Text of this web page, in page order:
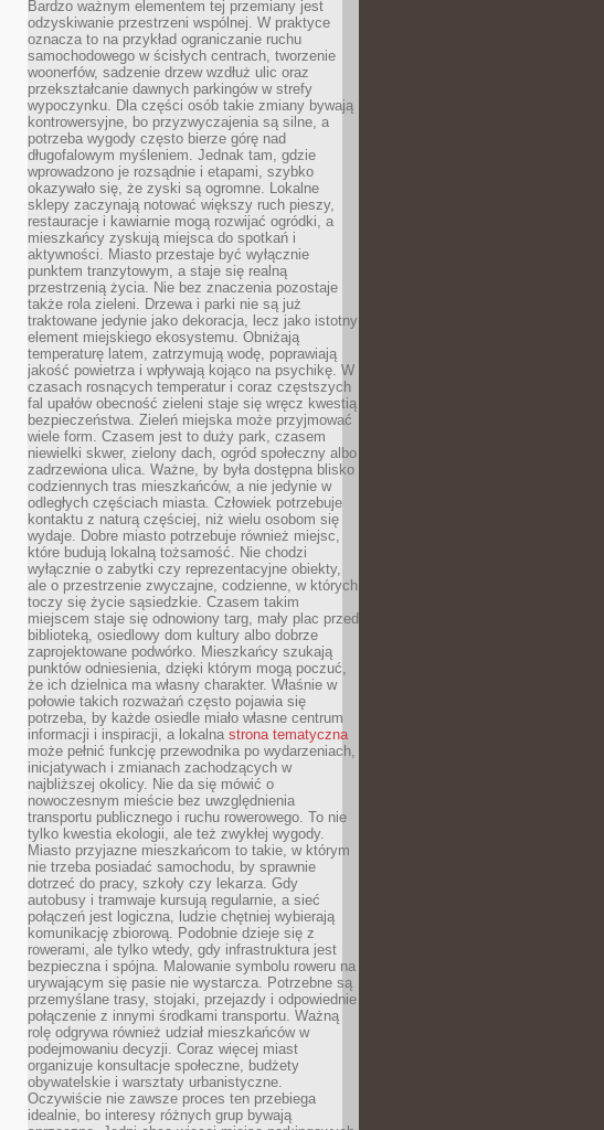
Bardzo ważnym elementem tej przemiany jest
odzyskiwanie przestrzeni wspólnej. W praktyce
oznacza to na przykład ograniczanie ruchu
samochodowego w ścisłych centrach, tworzenie
woonerfów, sadzenie drzew wzdłuż ulic oraz
przekształcanie dawnych parkingów w strefy
wypoczynku. Dla części osób takie zmiany bywają
kontrowersyjne, bo przyzwyczajenia są silne, a
potrzeba wygody często bierze górę nad
długofalowym myśleniem. Jednak tam, gdzie
wprowadzono je rozsądnie i etapami, szybko
okazywało się, że zyski są ogromne. Lokalne
sklepy zaczynają notować większy ruch pieszy,
restauracje i kawiarnie mogą rozwijać ogródki, a
mieszkańcy zyskują miejsca do spotkań i
aktywności. Miasto przestaje być wyłącznie
punktem tranzytowym, a staje się realną
przestrzenią życia. Nie bez znaczenia pozostaje
także rola zieleni. Drzewa i parki nie są już
traktowane jedynie jako dekoracja, lecz jako istotny
element miejskiego ekosystemu. Obniżają
temperaturę latem, zatrzymują wodę, poprawiają
jakość powietrza i wpływają kojąco na psychikę. W
czasach rosnących temperatur i coraz częstszych
fal upałów obecność zieleni staje się wręcz kwestią
bezpieczeństwa. Zieleń miejska może przyjmować
wiele form. Czasem jest to duży park, czasem
niewielki skwer, zielony dach, ogród społeczny albo
zadrzewiona ulica. Ważne, by była dostępna blisko
codziennych tras mieszkańców, a nie jedynie w
odległych częściach miasta. Człowiek potrzebuje
kontaktu z naturą częściej, niż wielu osobom się
wydaje. Dobre miasto potrzebuje również miejsc,
które budują lokalną tożsamość. Nie chodzi
wyłącznie o zabytki czy reprezentacyjne obiekty,
ale o przestrzenie zwyczajne, codzienne, w których
toczy się życie sąsiedzkie. Czasem takim
miejscem staje się odnowiony targ, mały plac przed
biblioteką, osiedlowy dom kultury albo dobrze
zaprojektowane podwórko. Mieszkańcy szukają
punktów odniesienia, dzięki którym mogą poczuć,
że ich dzielnica ma własny charakter. Właśnie w
połowie takich rozważań często pojawia się
potrzeba, by każde osiedle miało własne centrum
informacji i inspiracji, a lokalna strona tematyczna
może pełnić funkcję przewodnika po wydarzeniach,
inicjatywach i zmianach zachodzących w
najbliższej okolicy. Nie da się mówić o
nowoczesnym mieście bez uwzględnienia
transportu publicznego i ruchu rowerowego. To nie
tylko kwestia ekologii, ale też zwykłej wygody.
Miasto przyjazne mieszkańcom to takie, w którym
nie trzeba posiadać samochodu, by sprawnie
dotrzeć do pracy, szkoły czy lekarza. Gdy
autobusy i tramwaje kursują regularnie, a sieć
połączeń jest logiczna, ludzie chętniej wybierają
komunikację zbiorową. Podobnie dzieje się z
rowerami, ale tylko wtedy, gdy infrastruktura jest
bezpieczna i spójna. Malowanie symbolu roweru na
urywającym się pasie nie wystarcza. Potrzebne są
przemyślane trasy, stojaki, przejazdy i odpowiednie
połączenie z innymi środkami transportu. Ważną
rolę odgrywa również udział mieszkańców w
podejmowaniu decyzji. Coraz więcej miast
organizuje konsultacje społeczne, budżety
obywatelskie i warsztaty urbanistyczne.
Oczywiście nie zawsze proces ten przebiega
idealnie, bo interesy różnych grup bywają